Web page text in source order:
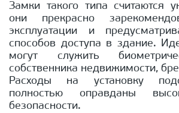
Замки такого типа считаются
они прекрасно
эксплуатации и
способов доступа в здание.
могут служить
собственника недвижимости,
Расходы на установку
полностью оправданы
безопасности.